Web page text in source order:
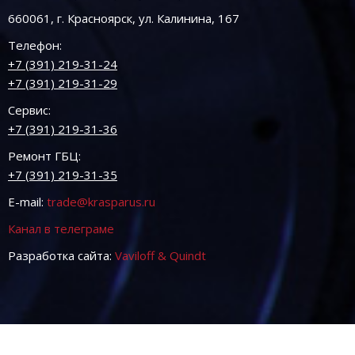
660061, г. Красноярск, ул. Калинина, 167
Телефон:
+7 (391) 219-31-24
+7 (391) 219-31-29
Сервис:
+7 (391) 219-31-36
Ремонт ГБЦ:
+7 (391) 219-31-35
E-mail: trade@krasparus.ru
Канал в телеграме
Разработка сайта: Vaviloff & Quindt